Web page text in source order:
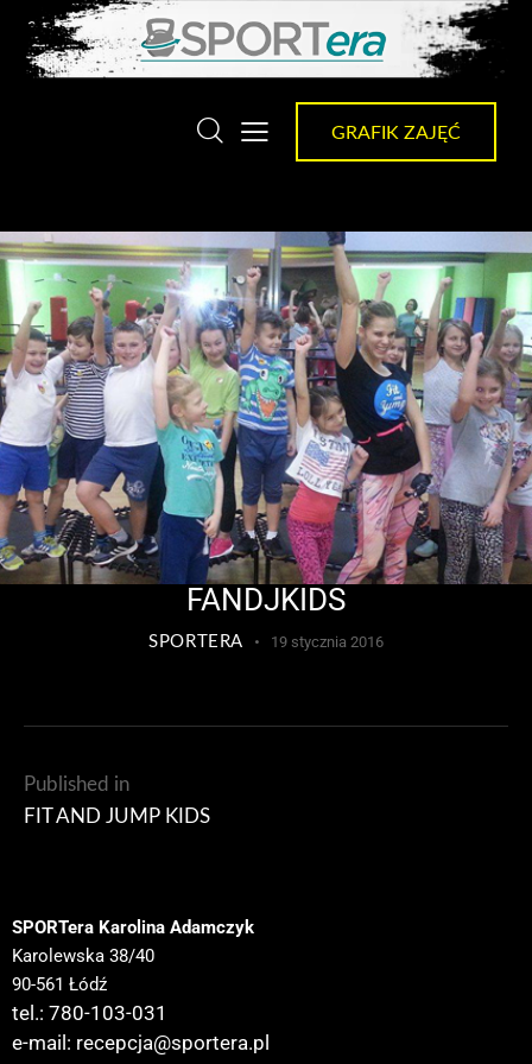
GRAFIK ZAJĘĆ
FANDJKIDS
SPORTERA 19 stycznia 2016
Published in
FIT AND JUMP KIDS
SPORTera Karolina Adamczyk
Karolewska 38/40
90-561 Łódź
tel.: 780-103-031
e-mail: recepcja@sportera.pl